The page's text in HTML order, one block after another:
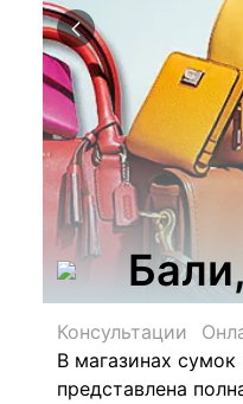
Консультации
В магазинах
представлена